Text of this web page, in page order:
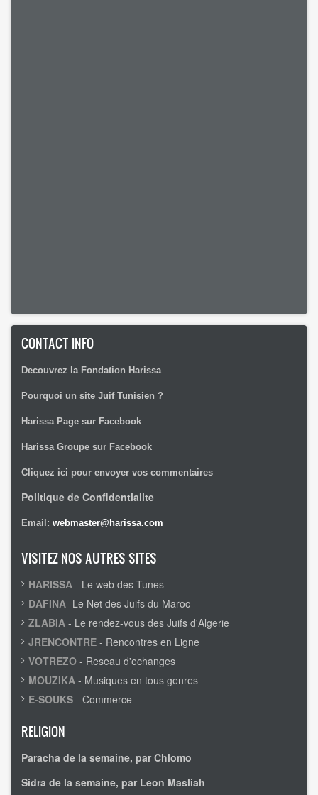
CONTACT INFO
Decouvrez la Fondation Harissa
Pourquoi un site Juif Tunisien ?
Harissa Page sur Facebook
Harissa Groupe sur Facebook
Cliquez ici pour envoyer vos commentaires
Politique de Confidentialite
Email: webmaster@harissa.com
VISITEZ NOS AUTRES SITES
HARISSA - Le web des Tunes
DAFINA- Le Net des Juifs du Maroc
ZLABIA - Le rendez-vous des Juifs d'Algerie
JRENCONTRE - Rencontres en Ligne
VOTREZO - Reseau d'echanges
MOUZIKA - Musiques en tous genres
E-SOUKS - Commerce
RELIGION
Paracha de la semaine, par Chlomo
Sidra de la semaine, par Leon Masliah